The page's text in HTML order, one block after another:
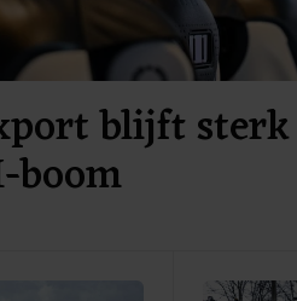
blijft
boom